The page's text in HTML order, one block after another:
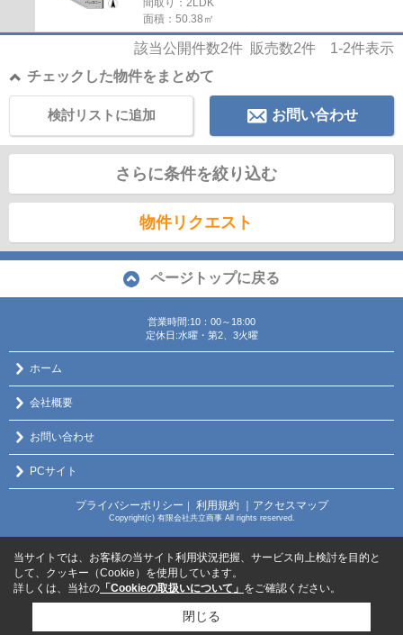
間取り：2LDK
面積：50.38㎡
該当公開件数2件 販売数2件 1-2件表示
チェックした物件をまとめて
お問い合わせ
検討リストに追加
さらに条件を絞り込む
物件リクエスト
ページトップに戻る
営業時間:10：00～18:00
定休日:水曜・第2、3火曜
ホーム
会社概要
お問い合わせ
PCサイト
プライバシーポリシー ｜ 利用規約 ｜アクセスマップ
Copyright(c) 有限会社共立商事 All rights reserved.
当サイトでは、お客様の当サイト利用状況把握、サービス向上検討を目的と
して、クッキー（Cookie）を使用しています。
詳しくは、当社の 「Cookieの取扱いについて」 をご確認ください。
閉じる